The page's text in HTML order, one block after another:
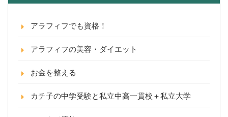
アラフィフでも資格！
アラフィフの美容・ダイエット
お金を整える
カチ子の中学受験と私立中高一貫校＋私立大学